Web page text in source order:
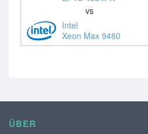
vs
Intel
Xeon Max 9480
ÜBER